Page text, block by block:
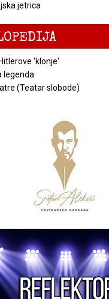
jetrica
'klonje'
legenda
(Teatar slobode)